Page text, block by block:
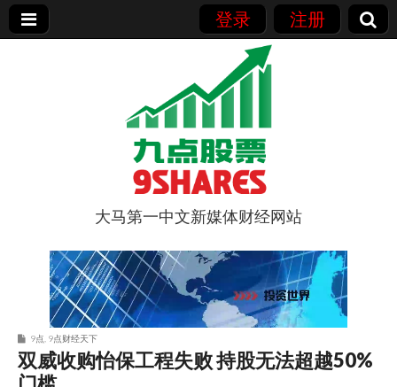
登录 注册
9点股票
大马第一中文新媒体财经网站
9点 9点财经天下
双威收购怡保工程失败 持股无法超越50%